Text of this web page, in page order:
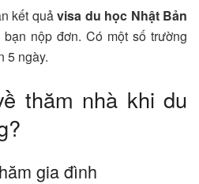
kết quảvisa du học Nhật Bản
nộp đơn. Có một số trường
5 ngày.
thăm nhà khi du
gia đình